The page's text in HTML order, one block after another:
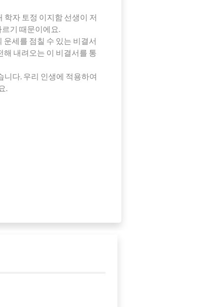
자 토정 이지함 선생이 저
기 때문이에요.
운세를 점칠 수 있는 비결서
내려오는 이 비결서를 통
니다. 우리 인생에 적용하여
.